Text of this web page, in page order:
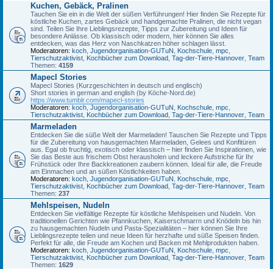
Kuchen, Gebäck, Pralinen
Tauchen Sie ein in die Welt der süßen Verführungen! Hier finden Sie Rezepte für
köstliche Kuchen, zartes Gebäck und handgemachte Pralinen, die nicht vegan
sind. Teilen Sie Ihre Lieblingsrezepte, Tipps zur Zubereitung und Ideen für
besondere Anlässe. Ob klassisch oder modern, hier können Sie alles
entdecken, was das Herz von Naschkatzen höher schlagen lässt.
Moderatoren: koch Jugendorganisation-GUTuN Kochschule mpc
Tierschutzaktivist Kochbücher zum Download Tag-der-Tiere-Hannover Team
Themen: 4159
Mapecl Stories
Mapecl Stories (Kurzgeschichten in deutsch und englisch)
Short stories in german and english (by Köche-Nord.de)
https://www.tumblr.com/mapecl-stories
Moderatoren: koch Jugendorganisation-GUTuN Kochschule mpc
Tierschutzaktivist Kochbücher zum Download Tag-der-Tiere-Hannover Team
Marmeladen
Entdecken Sie die süße Welt der Marmeladen! Tauschen Sie Rezepte und Tipps
für die Zubereitung von hausgemachten Marmeladen, Gelees und Konfitüren
aus. Egal ob fruchtig, exotisch oder klassisch – hier finden Sie Inspirationen, wie
Sie das Beste aus frischem Obst herausholen und leckere Aufstriche für Ihr
Frühstück oder Ihre Backkreationen zaubern können. Ideal für alle, die Freude
am Einmachen und an süßen Köstlichkeiten haben.
Moderatoren: koch Jugendorganisation-GUTuN Kochschule mpc
Tierschutzaktivist Kochbücher zum Download Tag-der-Tiere-Hannover Team
Themen: 237
Mehlspeisen, Nudeln
Entdecken Sie vielfältige Rezepte für köstliche Mehlspeisen und Nudeln. Von
traditionellen Gerichten wie Pfannkuchen, Kaiserschmarrn und Knödeln bis hin
zu hausgemachten Nudeln und Pasta-Spezialitäten – hier können Sie Ihre
Lieblingsrezepte teilen und neue Ideen für herzhafte und süße Speisen finden.
Perfekt für alle, die Freude am Kochen und Backen mit Mehlprodukten haben.
Moderatoren: koch Jugendorganisation-GUTuN Kochschule mpc
Tierschutzaktivist Kochbücher zum Download Tag-der-Tiere-Hannover Team
Themen: 1629